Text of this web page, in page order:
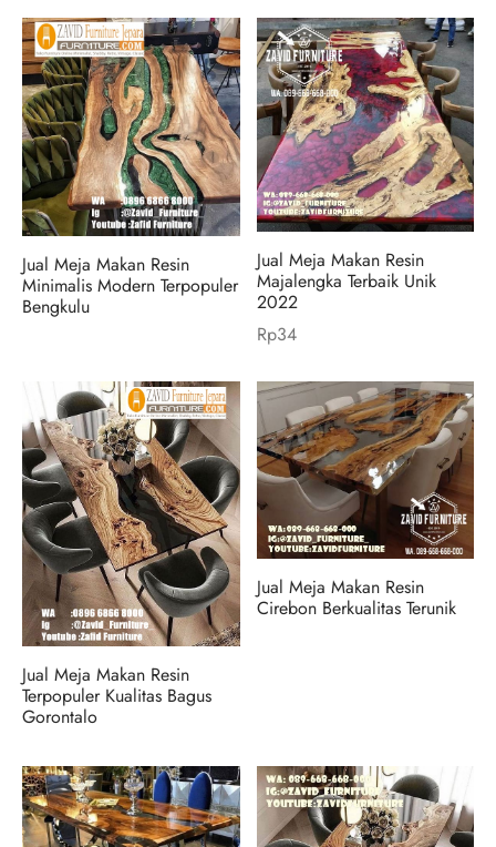
Jual Meja Makan Resin
Minimalis Modern Terpopuler
Bengkulu
Jual Meja Makan Resin
Majalengka Terbaik Unik
2022
Rp34
Jual Meja Makan Resin
Terpopuler Kualitas Bagus
Gorontalo
Jual Meja Makan Resin
Cirebon Berkualitas Terunik